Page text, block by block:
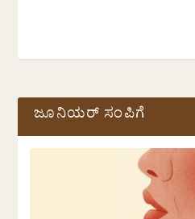
ಜೂನಿಯರ್ ಸಂಪಿಗೆ